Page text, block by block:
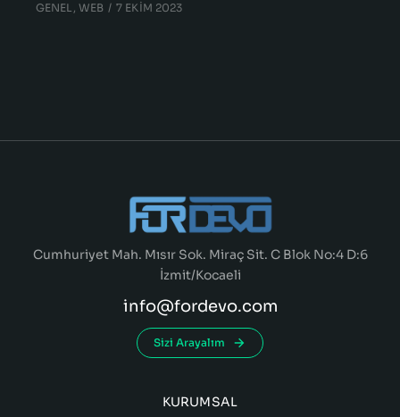
GENEL , WEB 7 EKIM 2023
Cumhuriyet Mah. Mısır Sok. Miraç Sit. C Blok No:4 D:6
İzmit/Kocaeli
info@fordevo.com
Sizi Arayalım
KURUMSAL